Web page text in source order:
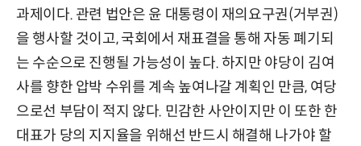
과제이다. 관련 법안은 윤 대통령이 재의요구권(거부권)
을 행사할 것이고, 국회에서 재표결을 통해 자동 폐기되
는 수순으로 진행될 가능성이 높다. 하지만 야당이 김여
사를 향한 압박 수위를 계속 높여나갈 계획인 만큼, 여당
으로선 부담이 적지 않다. 민감한 사안이지만 이 또한 한
대표가 당의 지지율을 위해선 반드시 해결해 나가야 할